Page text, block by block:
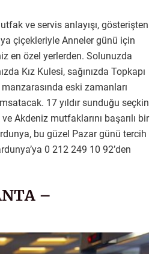
ve servis anlayışı, gösterişten
çiçekleriyle Anneler günü için
en özel yerlerden. Solunuzda
Kız Kulesi, sağınızda Topkapı
eski zamanları
17 yıldır sunduğu seçkin
Akdeniz mutfaklarını başarılı bir
bu güzel Pazar günü tercih
0 212 249 10 92’den
–